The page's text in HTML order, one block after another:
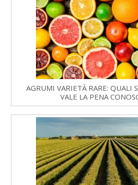
AGRUMI VARIETÀ RARE: QUALI
VALE LA PENA